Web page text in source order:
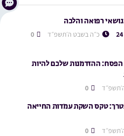
רפואה והלכה
כ״ה בשבט ה׳תשפ״ד
ההזדמנות שלכם להיות
טקס השקת עמדות החייאה